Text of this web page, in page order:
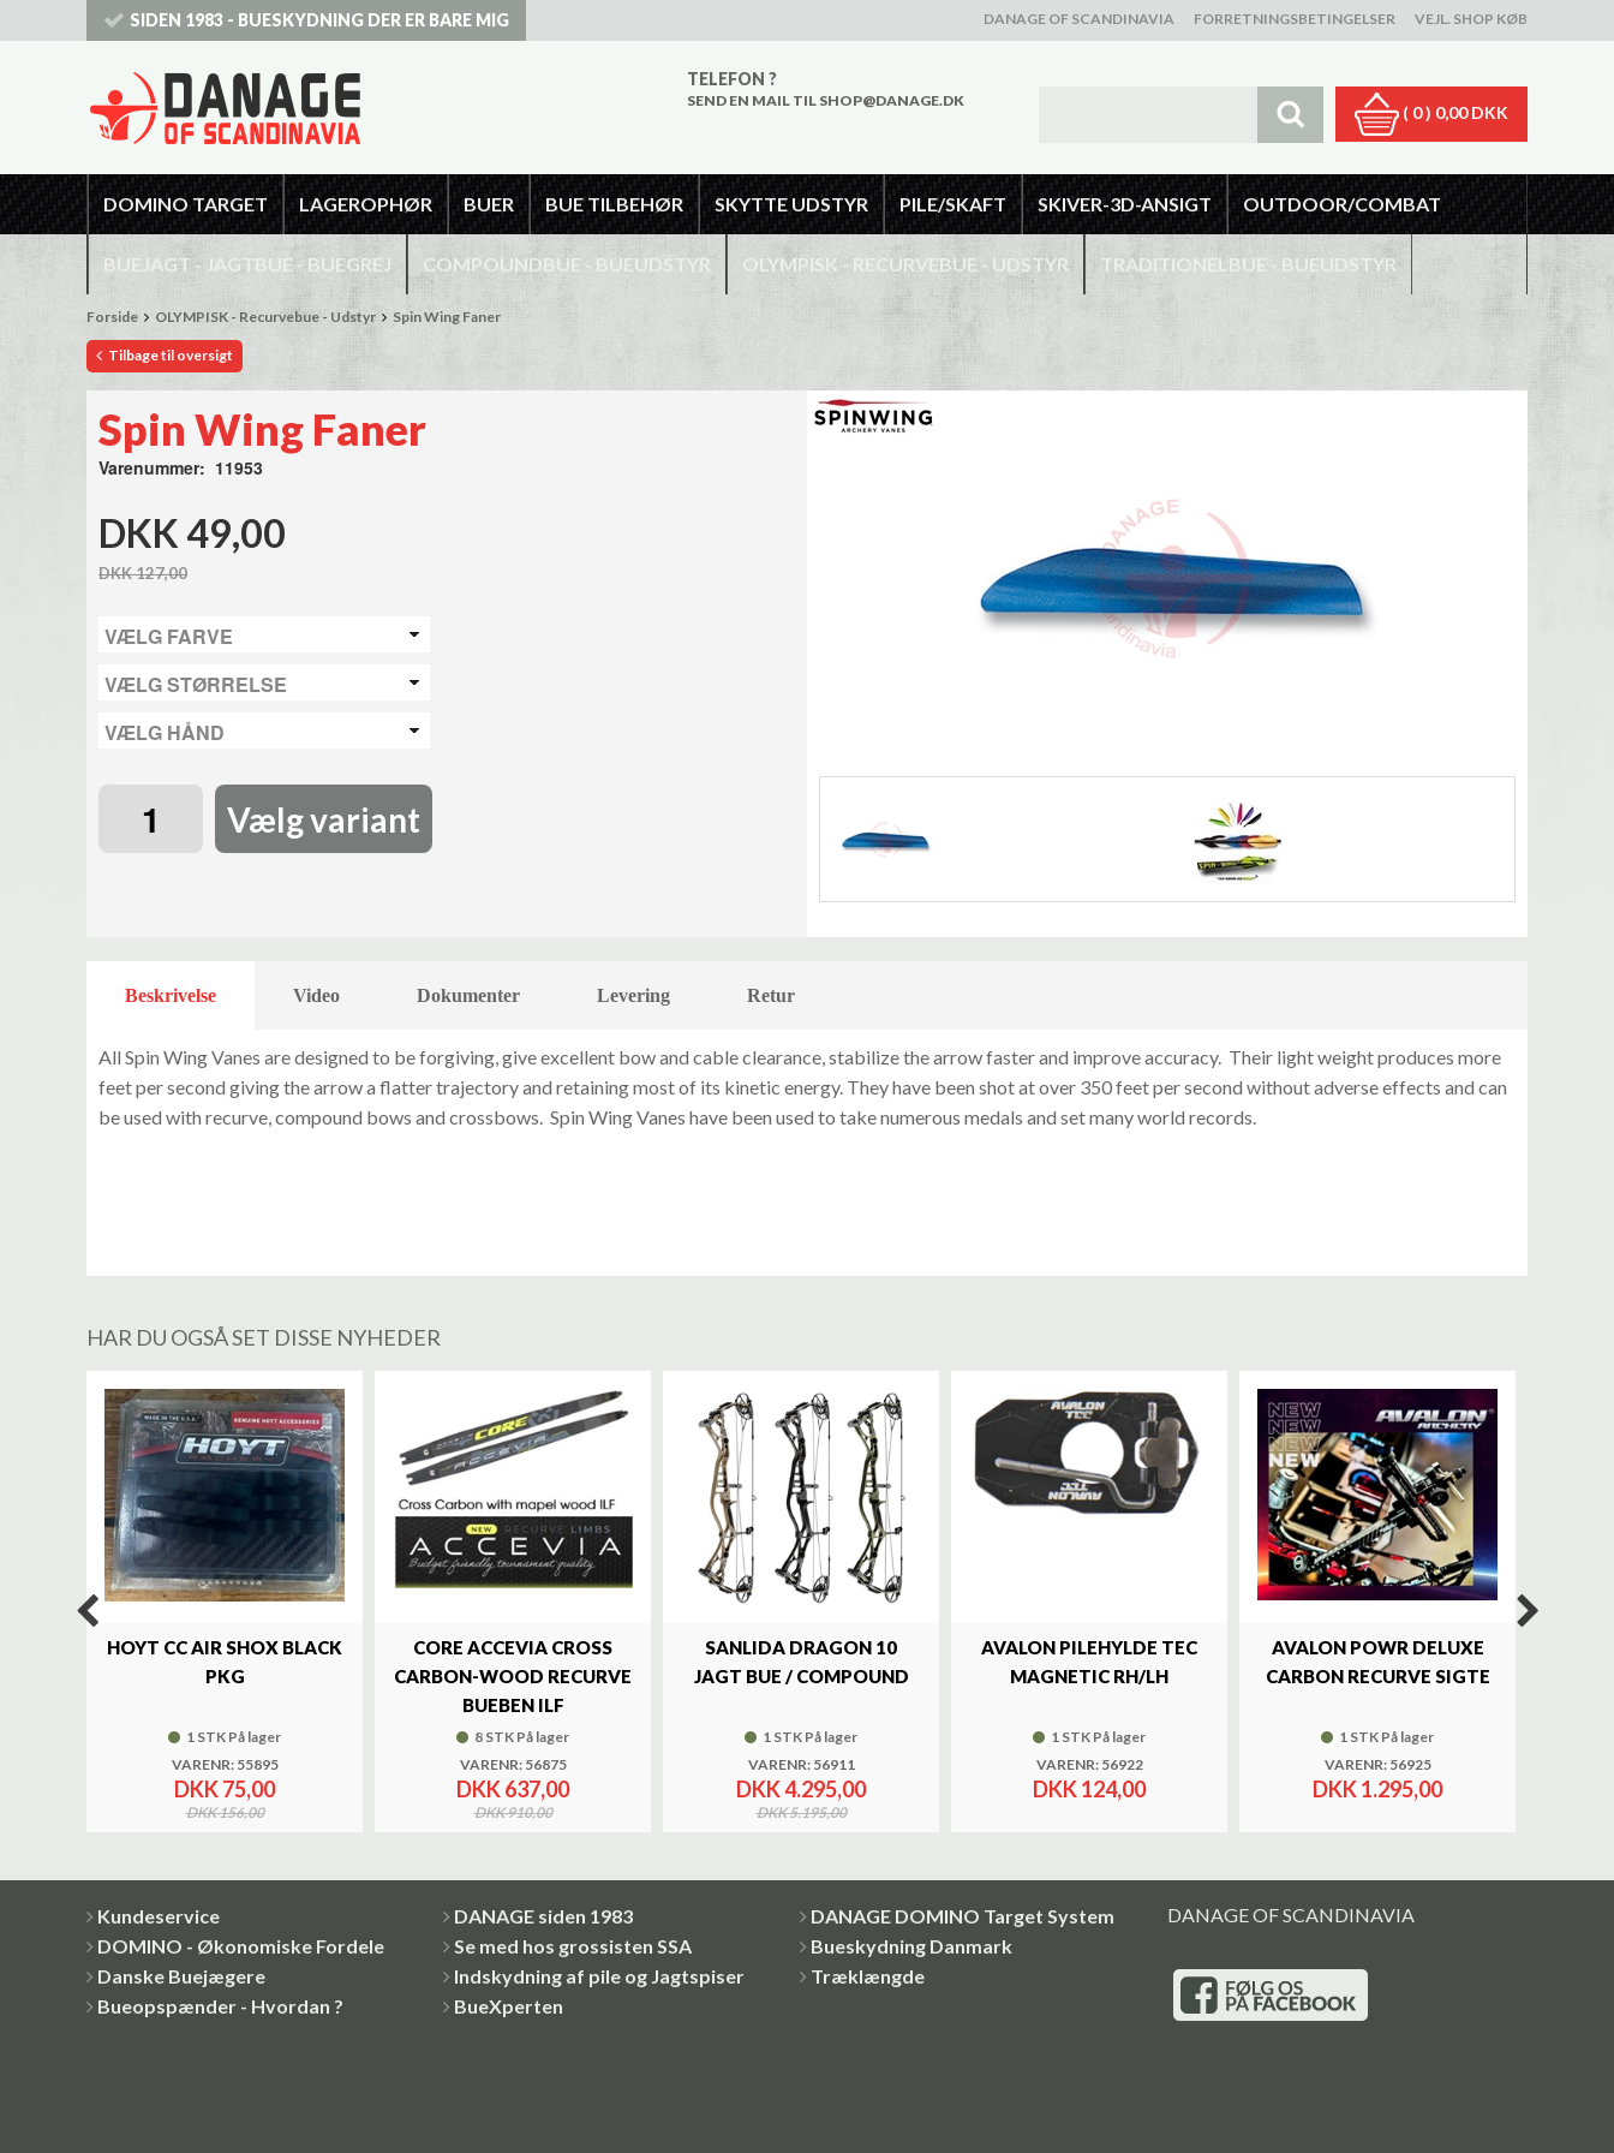
SIDEN 1983 - BUESKYDNING DER ER BARE MIG DANAGE OF SCANDINAVIA FORRETNINGSBETINGELSER VEJL. SHOP KØB
TELEFON ?
SEND EN MAIL TIL SHOP@DANAGE.DK
( 0 ) 0,00 DKK
DOMINO TARGET LAGEROPHØR BUER BUE TILBEHØR SKYTTE UDSTYR PILE/SKAFT SKIVER-3D-ANSIGT OUTDOOR/COMBAT
BUEJAGT - JAGTBUE - BUEGREJ COMPOUNDBUE - BUEUDSTYR OLYMPISK - RECURVEBUE - UDSTYR TRADITIONELBUE - BUEUDSTYR
Forside OLYMPISK - Recurvebue - Udstyr Spin Wing Faner
Tilbage til oversigt
Spin Wing Faner
Varenummer: 11953
DKK 49,00
DKK 127,00
Vælg variant
Beskrivelse Video Dokumenter Levering Retur
All Spin Wing Vanes are designed to be forgiving, give excellent bow and cable clearance, stabilize the arrow faster and improve accuracy. Their light weight produces more
feet per second giving the arrow a flatter trajectory and retaining most of its kinetic energy. They have been shot at over 350 feet per second without adverse effects and can
be used with recurve, compound bows and crossbows. Spin Wing Vanes have been used to take numerous medals and set many world records.
HAR DU OGSÅ SET DISSE NYHEDER
HOYT CC AIR SHOX BLACK
PKG
1 STK På lager
VARENR: 55895
DKK 75,00
DKK 156,00
CORE ACCEVIA CROSS
CARBON-WOOD RECURVE
BUEBEN ILF
8 STK På lager
VARENR: 56875
DKK 637,00
DKK 910,00
SANLIDA DRAGON 10
JAGT BUE / COMPOUND
1 STK På lager
VARENR: 56911
DKK 4.295,00
DKK 5.195,00
AVALON PILEHYLDE TEC
MAGNETIC RH/LH
1 STK På lager
VARENR: 56922
DKK 124,00
AVALON POWR DELUXE
CARBON RECURVE SIGTE
1 STK På lager
VARENR: 56925
DKK 1.295,00
Kundeservice DANAGE siden 1983
DANAGE DOMINO Target System
DOMINO - Økonomiske Fordele
Se med hos grossisten SSA
Bueskydning Danmark
Danske Buejægere
Indskydning af pile og Jagtspiser
Træklængde
Bueopspænder - Hvordan ?
BueXperten
DANAGE OF SCANDINAVIA